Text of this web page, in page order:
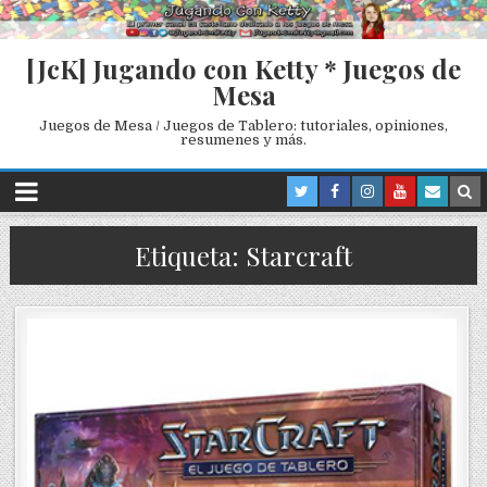
[JcK] Jugando con Ketty * Juegos de
Mesa
Juegos de Mesa / Juegos de Tablero: tutoriales, opiniones,
resumenes y más.
Etiqueta: Starcraft